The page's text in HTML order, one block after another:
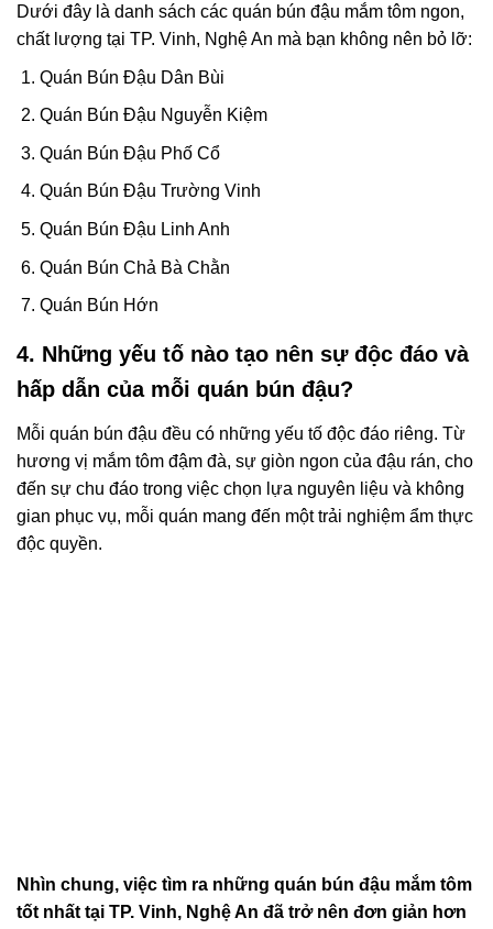
Dưới đây là danh sách các quán bún đậu mắm tôm ngon,
chất lượng tại TP. Vinh, Nghệ An mà bạn không nên bỏ lỡ:
Quán Bún Đậu Dân Bùi
Quán Bún Đậu Nguyễn Kiệm
Quán Bún Đậu Phố Cổ
Quán Bún Đậu Trường Vinh
Quán Bún Đậu Linh Anh
Quán Bún Chả Bà Chằn
Quán Bún Hớn
4. Những yếu tố nào tạo nên sự độc đáo và
hấp dẫn của mỗi quán bún đậu?
Mỗi quán bún đậu đều có những yếu tố độc đáo riêng. Từ
hương vị mắm tôm đậm đà, sự giòn ngon của đậu rán, cho
đến sự chu đáo trong việc chọn lựa nguyên liệu và không
gian phục vụ, mỗi quán mang đến một trải nghiệm ẩm thực
độc quyền.
Nhìn chung, việc tìm ra những quán bún đậu mắm tôm
tốt nhất tại TP. Vinh, Nghệ An đã trở nên đơn giản hơn